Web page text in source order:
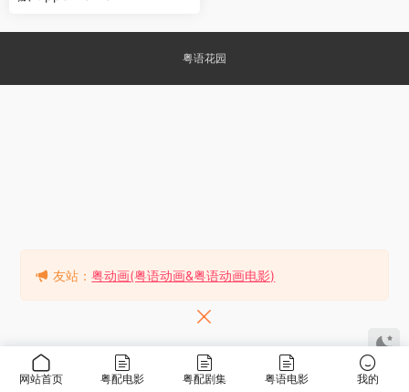
粤语花园
网站首页 粤配电影 粤配剧集 粤语电影 我的
友站：粤动画(粤语动画&粤语动画电影)